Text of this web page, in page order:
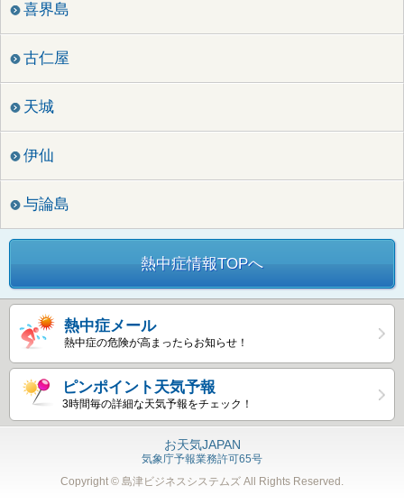
喜界島
古仁屋
天城
伊仙
与論島
熱中症情報TOPへ
熱中症メール
熱中症の危険が高まったらお知らせ！
ピンポイント天気予報
3時間毎の詳細な天気予報をチェック！
お天気JAPAN
気象庁予報業務許可65号
Copyright © 島津ビジネスシステムズ All Rights Reserved.